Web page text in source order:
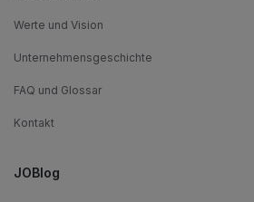
Werte und Vision
Unternehmensgeschichte
FAQ und Glossar
Kontakt
JOBlog